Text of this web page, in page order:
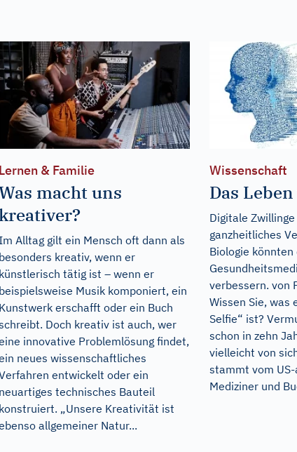
Lernen & Familie
macht uns
Im Alltag gilt ein Mensch oft dann als
besonders kreativ, wenn er
künstlerisch tätig ist – wenn er
beispielsweise Musik komponiert, ein
Kunstwerk erschafft oder ein Buch
Doch kreativ ist auch, wer
innovative Problemlösung findet,
neues wissenschaftliches
entwickelt oder ein
neuartiges technisches Bauteil
konstruiert. „Unsere Kreativität ist
allgemeiner Natur...
Wissenschaft
Das
Digitale
ganzheitliches
Biologie könnten
verbessern. von
Wissen Sie, was
Selfie“ ist?
schon in zehn
vielleicht von
stammt vom
Mediziner und